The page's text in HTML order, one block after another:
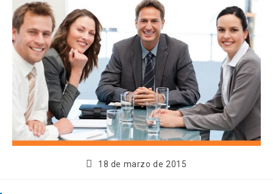
18 de marzo de 2015